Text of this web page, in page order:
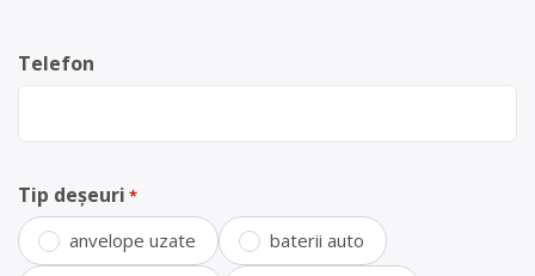
Telefon
Tip deșeuri *
anvelope uzate baterii auto